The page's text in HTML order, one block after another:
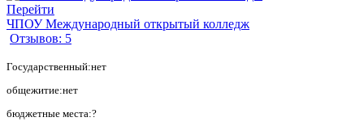
Перейти
ЧПОУ Международный открытый колледж
Отзывов: 5
Государственный:нет
общежитие:нет
бюджетные места:?